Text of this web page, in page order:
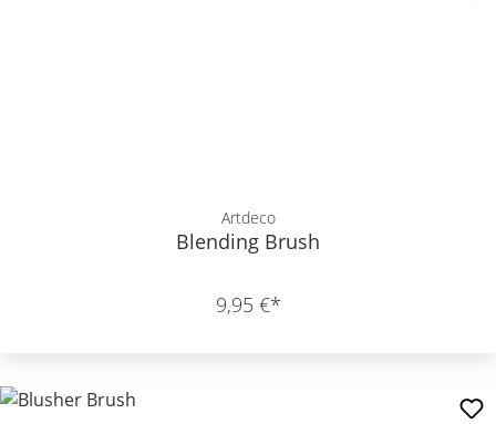
Artdeco
Blending Brush
9,95 €*